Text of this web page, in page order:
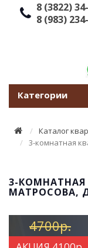
8 (3822)
8 (983)
Категории
Каталог
3-комнатная
3-КОМНАТНАЯ
МАТРОСОВА,
4700р.